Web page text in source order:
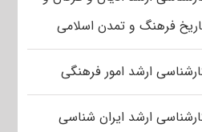
فرهنگ و تمدن اسلامی
ارشد امور فرهنگی
ارشد ایران شناسی